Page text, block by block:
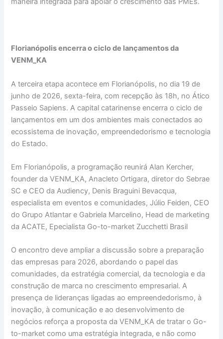
Florianópolis encerra o ciclo de lançamentos da
VENM_KA
A terceira etapa acontece em Florianópolis, no dia 19 de
junho de 2026, sexta-feira, com recepção às 18h, no Ático
Passeio Sapiens. A capital catarinense encerra o ciclo de
lançamentos em um dos ambientes mais conectados ao
ecossistema de inovação, empreendedorismo e tecnologia
do Estado.
Em Florianópolis, a programação reunirá Alan Kercher,
founder da VENM_KA, Anacleto Ortigara, diretor do Sebrae
SC e CEO da Audiency, Denis Braguini Bevacqua,
especialista em eventos e comunidades, Júlio Feiden, CEO
do Grupo Atlantar e Gabriela Marcelino, Head de marketing
da ACATE, Epecialista Go-to-market Zucchetti Brasil
O encontro deve ampliar a discussão sobre a preparação
das empresas para 2026, abordando o papel das
comunidades, da estratégia comercial, da tecnologia e da
construção de marca no crescimento empresarial. A
presença de lideranças ligadas ao empreendedorismo, à
inovação, à comunicação e ao desenvolvimento de
negócios reforça a proposta da VENM_KA de tratar o Go-
to-market como uma estratégia integrada, e não como